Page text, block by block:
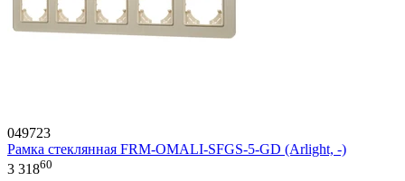
049723
Рамка стеклянная FRM-OMALI-SFGS-5-GD (Arlight, -)
3 31860